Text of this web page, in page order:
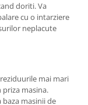
doriti. Va
cu o intarziere
neplacute
mai mari
masina.
masinii de